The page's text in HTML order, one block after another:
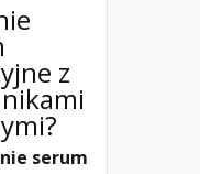
z
serum